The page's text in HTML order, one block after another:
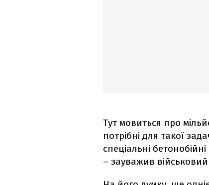
Тут мовиться про
потрібні для такої
спеціальні
– зауважив